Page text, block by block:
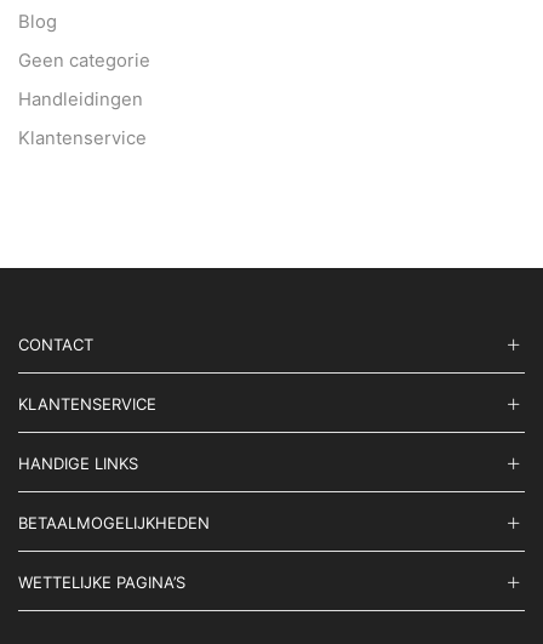
Blog
Geen categorie
Handleidingen
Klantenservice
CONTACT
KLANTENSERVICE
HANDIGE LINKS
BETAALMOGELIJKHEDEN
WETTELIJKE PAGINA’S